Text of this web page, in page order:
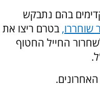
בהם נתבקש
שוחררו, בטרם ריצו את
החייל החטוף